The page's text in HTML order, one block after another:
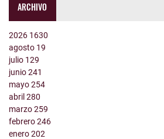
ARCHIVO
2026 1630
agosto 19
julio 129
junio241
mayo254
abril280
marzo259
febrero246
enero202